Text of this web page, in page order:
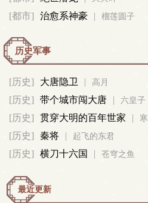
[都市] 治愈系神豪 | 榴莲圆子
历史军事
[历史] 大唐隐卫 | 高月
[历史] 带个城市闯大唐 | 六皇子
[历史] 贯穿大明的百年世家 |
[历史] 秦将 | 起飞的东君
[历史] 横刀十六国 | 苍穹之鱼
最近更新